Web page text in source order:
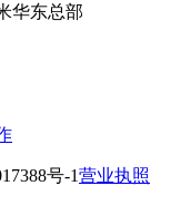
华东总部
号-1营业执照